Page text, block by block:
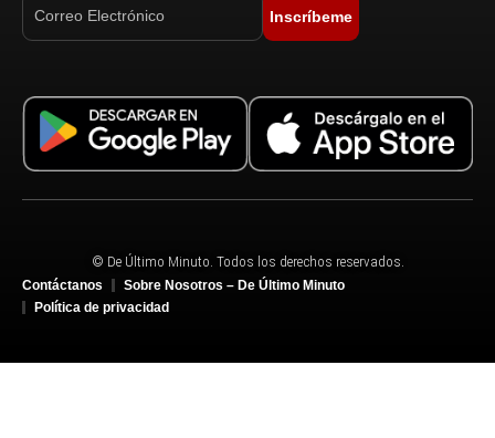
Inscríbeme
© De Último Minuto. Todos los derechos reservados.
Contáctanos
Sobre Nosotros – De Último Minuto
Política de privacidad